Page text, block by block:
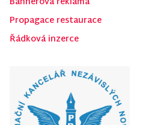
Propagace restaurace
Řádková inzerce